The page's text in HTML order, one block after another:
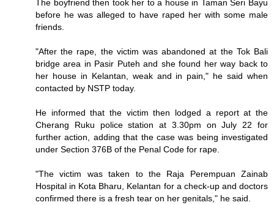
The boyfriend then took her to a house in Taman Seri Bayu
before he was alleged to have raped her with some male
friends.
"After the rape, the victim was abandoned at the Tok Bali
bridge area in Pasir Puteh and she found her way back to
her house in Kelantan, weak and in pain," he said when
contacted by NSTP today.
He informed that the victim then lodged a report at the
Cherang Ruku police station at 3.30pm on July 22 for
further action, adding that the case was being investigated
under Section 376B of the Penal Code for rape.
"The victim was taken to the Raja Perempuan Zainab
Hospital in Kota Bharu, Kelantan for a check-up and doctors
confirmed there is a fresh tear on her genitals," he said.